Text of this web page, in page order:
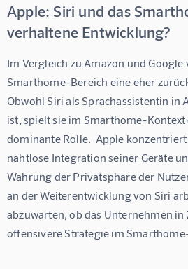
Apple: Siri und das
verhaltene Entwicklung?
Im Vergleich zu Amazon und
Smarthome-Bereich eine eher
Obwohl Siri als Sprachassistentin in
ist, spielt sie im Smarthome-Kontext
dominante Rolle.  Apple
nahtlose Integration seiner Geräte
Wahrung der Privatsphäre der
an der Weiterentwicklung von Siri
abzuwarten, ob das Unternehmen
offensivere Strategie im